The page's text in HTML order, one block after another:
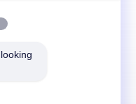
réductions et plus